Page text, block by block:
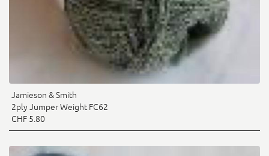
Jamieson & Smith
2ply Jumper Weight FC62
CHF 5.80